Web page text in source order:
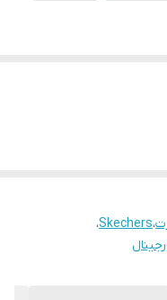
،Skechers،